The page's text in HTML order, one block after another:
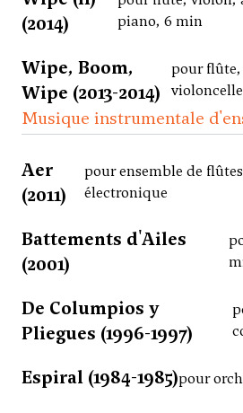
(2014)
piano, 6 min
Wipe, Boom,
Wipe (2013-2014)
pour
Musique instrumentale
Aer
(2011)
pour ensemble de
électronique
Battements d'Ailes
(2001)
De Columpios y
Pliegues (1996-1997)
Espiral (1984-1985)pour